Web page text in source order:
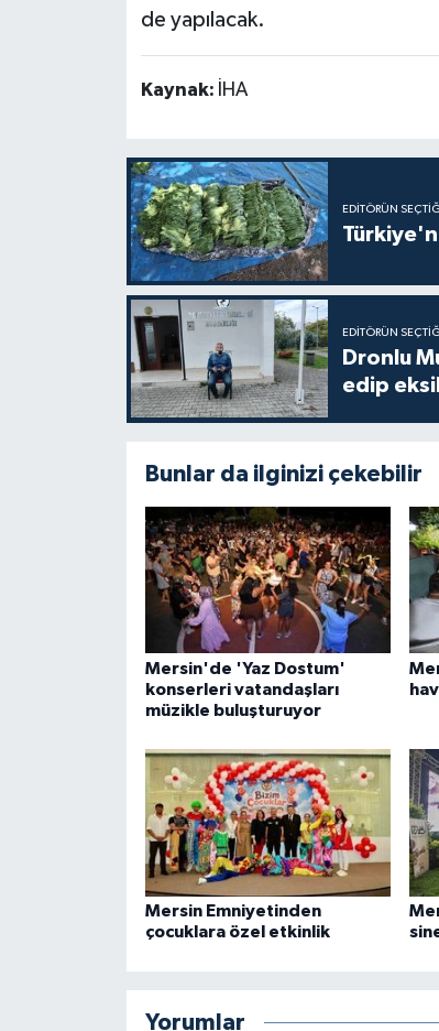
de yapılacak.
Kaynak: İHA
EDITÖRÜN SEÇTIĞI
EDITÖRÜN SEÇTIĞI
Dronlu
edip
Bunlar da ilginizi çekebilir
Mersin'de 'Yaz Dostum'
konserleri vatandaşları
müzikle buluşturuyor
Mersin Emniyetinden
çocuklara özel etkinlik
Yorumlar